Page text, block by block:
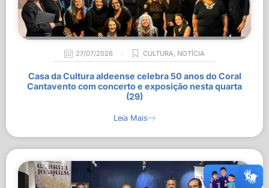
27/07/2026 CULTURA, NOTÍCIA
Casa da Cultura aldeense celebra 50 anos do Coral
Cantavento com concerto e exposição nesta quarta
(29)
Leia Mais